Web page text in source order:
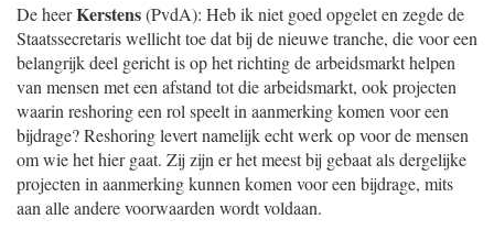
De heerKerstens(PvdA): Heb ik niet goed opgelet en zegde de
Staatssecretaris wellicht toe dat bij de nieuwe tranche, die voor een
belangrijk deel gericht is op het richting de arbeidsmarkt helpen
van mensen met een afstand tot die arbeidsmarkt, ook projecten
waarin reshoring een rol speelt in aanmerking komen voor een
bijdrage? Reshoring levert namelijk echt werk op voor de mensen
om wie het hier gaat. Zij zijn er het meest bij gebaat als dergelijke
projecten in aanmerking kunnen komen voor een bijdrage, mits
aan alle andere voorwaarden wordt voldaan.